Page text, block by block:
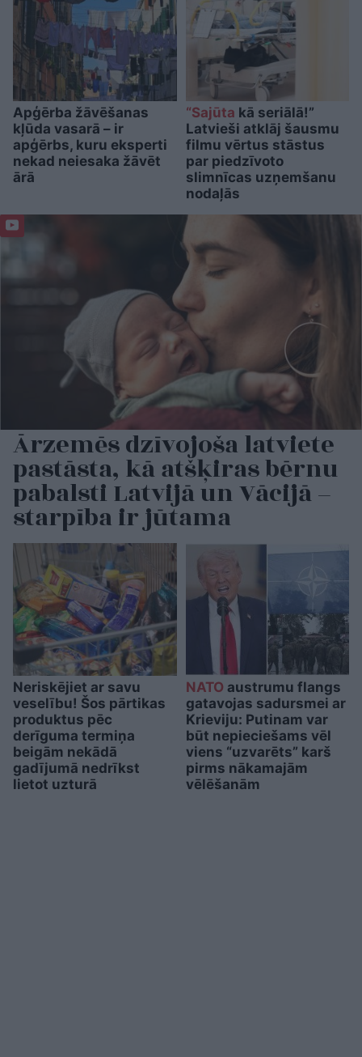
Apģērba žāvēšanas
kļūda vasarā – ir
apģērbs, kuru eksperti
nekad neiesaka žāvēt
ārā
“Sajūta kā seriālā!”
Latvieši atklāj šausmu
filmu vērtus stāstus
par piedzīvoto
slimnīcas uzņemšanu
nodaļās
Ārzemēs dzīvojoša latviete
pastāsta, kā atšķiras bērnu
pabalsti Latvijā un Vācijā –
starpība ir jūtama
Neriskējiet ar savu
veselību! Šos pārtikas
produktus pēc
derīguma termiņa
beigām nekādā
gadījumā nedrīkst
lietot uzturā
NATO austrumu flangs
gatavojas sadursmei ar
Krieviju: Putinam var
būt nepieciešams vēl
viens “uzvarēts” karš
pirms nākamajām
vēlēšanām